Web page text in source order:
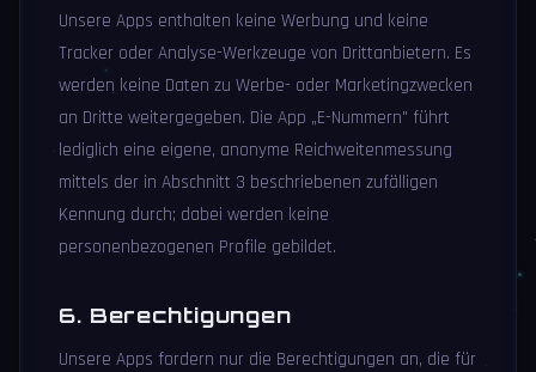
Unsere Apps enthalten keine Werbung und keine
Tracker oder Analyse-Werkzeuge von Drittanbietern. Es
werden keine Daten zu Werbe- oder Marketingzwecken
an Dritte weitergegeben. Die App „E-Nummern" führt
lediglich eine eigene, anonyme Reichweitenmessung
mittels der in Abschnitt 3 beschriebenen zufälligen
Kennung durch; dabei werden keine
personenbezogenen Profile gebildet.
6. Berechtigungen
Unsere Apps fordern nur die Berechtigungen an, die für